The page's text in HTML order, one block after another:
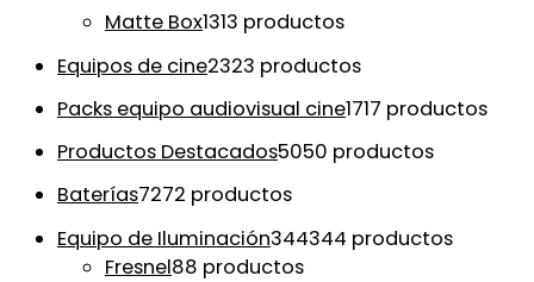
Matte Box1313 productos
Equipos de cine2323 productos
Packs equipo audiovisual cine1717 productos
Productos Destacados5050 productos
Baterías7272 productos
Equipo de Iluminación344344 productos
Fresnel88 productos